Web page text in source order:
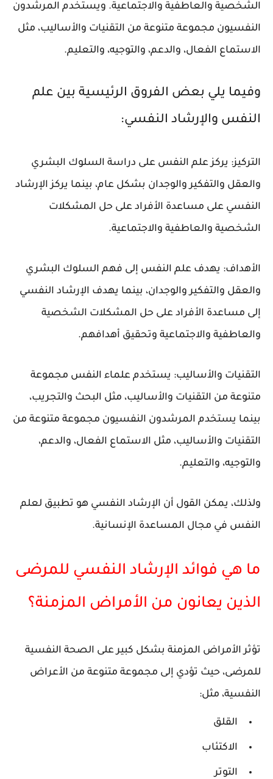
الشخصية والعاطفية والاجتماعية. ويستخدم المرشدون
النفسيون مجموعة متنوعة من التقنيات والأساليب، مثل
الاستماع الفعال، والدعم، والتوجيه، والتعليم.
وفيما يلي بعض الفروق الرئيسية بين علم
النفس والإرشاد النفسي:
التركيز: يركز علم النفس على دراسة السلوك البشري
والعقل والتفكير والوجدان بشكل عام، بينما يركز الإرشاد
النفسي على مساعدة الأفراد على حل المشكلات
الشخصية والعاطفية والاجتماعية.
الأهداف: يهدف علم النفس إلى فهم السلوك البشري
والعقل والتفكير والوجدان، بينما يهدف الإرشاد النفسي
إلى مساعدة الأفراد على حل المشكلات الشخصية
والعاطفية والاجتماعية وتحقيق أهدافهم.
التقنيات والأساليب: يستخدم علماء النفس مجموعة
متنوعة من التقنيات والأساليب، مثل البحث والتجريب،
بينما يستخدم المرشدون النفسيون مجموعة متنوعة من
التقنيات والأساليب، مثل الاستماع الفعال، والدعم،
والتوجيه، والتعليم.
ولذلك، يمكن القول أن الإرشاد النفسي هو تطبيق لعلم
النفس في مجال المساعدة الإنسانية.
ما هي فوائد الإرشاد النفسي للمرضى
الذين يعانون من الأمراض المزمنة؟
تؤثر الأمراض المزمنة بشكل كبير على الصحة النفسية
للمرضى، حيث تؤدي إلى مجموعة متنوعة من الأعراض
النفسية، مثل:
القلق
الاكتئاب
التوتر